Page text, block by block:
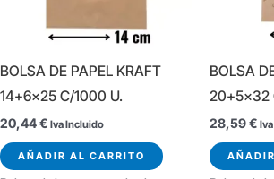
BOLSA DE PAPEL KRAFT
14+6×25 C/1000 U.
20,44€ Iva Incluido
AÑADIR AL CARRITO
BOLSA
20+5×32
28,59€